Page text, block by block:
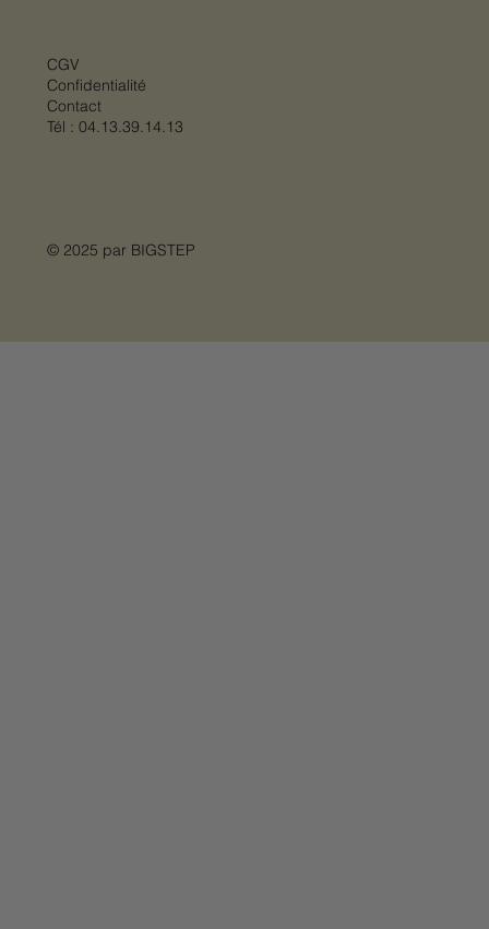
CGV
Confidentialité
Contact
Tél : 04.13.39.14.13
© 2025 par BIGSTEP